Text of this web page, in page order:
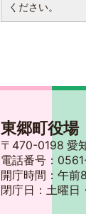
ください。
東郷町役場
〒470-0198 愛
電話番号：
開庁時間：午前
閉庁日：土曜日